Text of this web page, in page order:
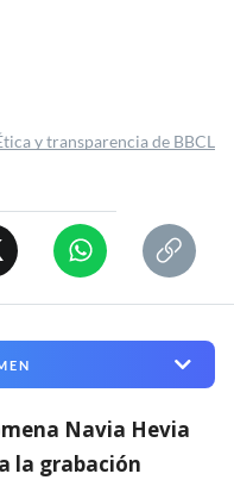
y transparencia de BBCL
Navia Hevia
la grabación